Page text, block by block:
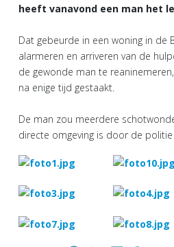
heeft vanavond een man het
Dat gebeurde in een woning in de
alarmeren en arriveren van de
de gewonde man te
na enige tijd gestaakt.
De man zou meerdere
directe omgeving is door de politie